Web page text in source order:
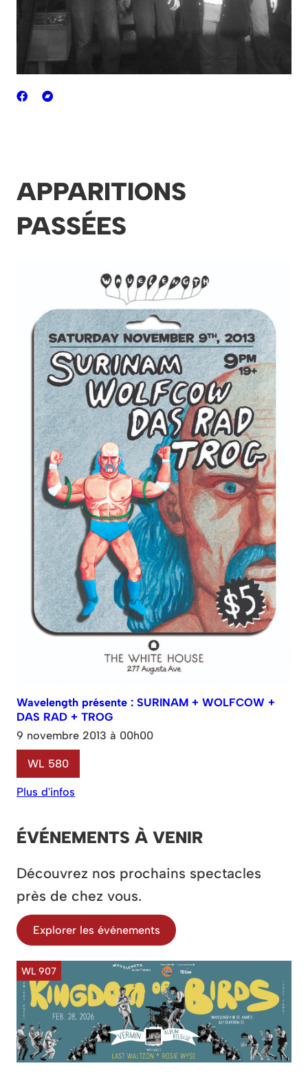
APPARITIONS
PASSÉES
Wavelength présente : SURINAM + WOLFCOW +
DAS RAD + TROG
9 novembre 2013 à 00h00
WL 580
Plus d'infos
ÉVÉNEMENTS À VENIR
Découvrez nos prochains spectacles
près de chez vous.
Explorer les événements
WL 907